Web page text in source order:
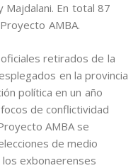
Majdalani. En total 87
AMBA.
retirados de la
en la provincia
política en un año
de conflictividad
AMBA se
de medio
exbonaerenses